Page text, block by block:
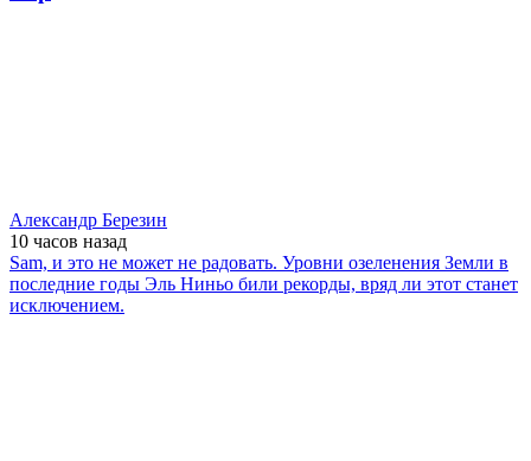
Александр Березин
10 часов назад
Sam, и это не может не радовать. Уровни озеленения Земли в
последние годы Эль Ниньо били рекорды, вряд ли этот станет
исключением.